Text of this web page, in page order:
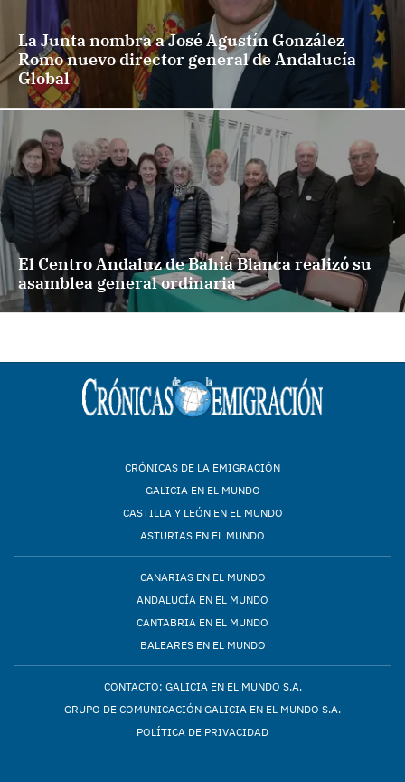
La Junta nombra a José Agustín González
Romo nuevo director general de Andalucía
Global
El Centro Andaluz de Bahía Blanca realizó su
asamblea general ordinaria
CRÓNICAS DE LA EMIGRACIÓN
GALICIA EN EL MUNDO
CASTILLA Y LEÓN EN EL MUNDO
ASTURIAS EN EL MUNDO
CANARIAS EN EL MUNDO
ANDALUCÍA EN EL MUNDO
CANTABRIA EN EL MUNDO
BALEARES EN EL MUNDO
CONTACTO: GALICIA EN EL MUNDO S.A.
GRUPO DE COMUNICACIÓN GALICIA EN EL MUNDO S.A.
POLÍTICA DE PRIVACIDAD